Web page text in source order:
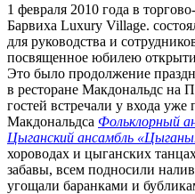
1 февраля 2010 года в
Барвиха Luxury Village.
для руководства и
посвященное юбилею
Это было продолжение
в ресторане Макдональдс на
гостей встречали у входа
Макдональдса Фольклорный
Цыганский ансамбль
хороводах и цыганских
забавы, всем подносили
угощали баранками и